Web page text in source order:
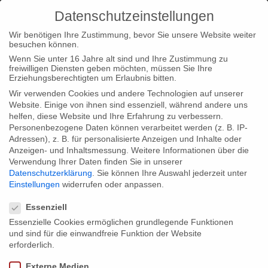
Home Type|News
“Empire Me! Interactive” – English web
format launched
“Empire Me! Interactive” – English web
format launched
Due to the international success of our cinema documentary
“Empire Me” (Prix du Film Rebelle & Remi Winner World-Fest
Datenschutzeinstellungen
Wir benötigen Ihre Zustimmung, bevor Sie unsere Website weiter
besuchen können.
Wenn Sie unter 16 Jahre alt sind und Ihre Zustimmung zu
freiwilligen Diensten geben möchten, müssen Sie Ihre
Erziehungsberechtigten um Erlaubnis bitten.
Wir verwenden Cookies und andere Technologien auf unserer
Website. Einige von ihnen sind essenziell, während andere uns
helfen, diese Website und Ihre Erfahrung zu verbessern.
Personenbezogene Daten können verarbeitet werden (z. B. IP-
Adressen), z. B. für personalisierte Anzeigen und Inhalte oder
Anzeigen- und Inhaltsmessung. Weitere Informationen über die
Verwendung Ihrer Daten finden Sie in unserer
Datenschutzerklärung
Sie können Ihre Auswahl jederzeit unter
Einstellungen widerrufen oder anpassen.
Essenziell
Essenzielle Cookies ermöglichen grundlegende Funktionen
und sind für die einwandfreie Funktion der Website
erforderlich.